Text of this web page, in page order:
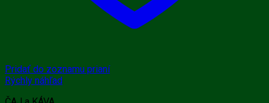
Pridať do zoznamu prianí
Rýchly náhľad